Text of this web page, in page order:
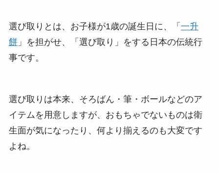
選び取りとは、お子様が1歳の誕生日に、「 一升
餅」を担がせ、「選び取り」をする日本の伝統行
事です。
選び取りは本来、そろばん・筆・ボールなどのア
イテムを用意しますが、おもちゃでないものは衛
生面が気になったり、何より揃えるのも大変です
よね。